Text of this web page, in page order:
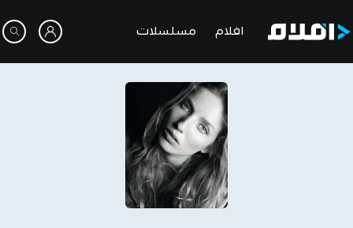
افلام مسلسلات